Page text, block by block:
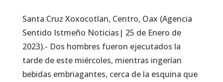
Santa Cruz Xoxocotlan, Centro, Oax (Agencia
Sentido Istmeño Noticias| 25 de Enero de
2023).- Dos hombres fueron ejecutados la
tarde de este miércoles, mientras ingerían
bebidas embriagantes, cerca de la esquina que